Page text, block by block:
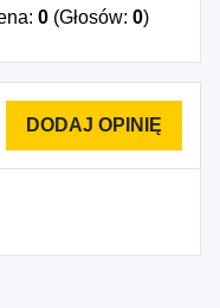
przypada
metalowych
i
i
sprzętu i
0 (Głosów: 0)